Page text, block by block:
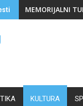
MEMORIJALNI
KULTURA